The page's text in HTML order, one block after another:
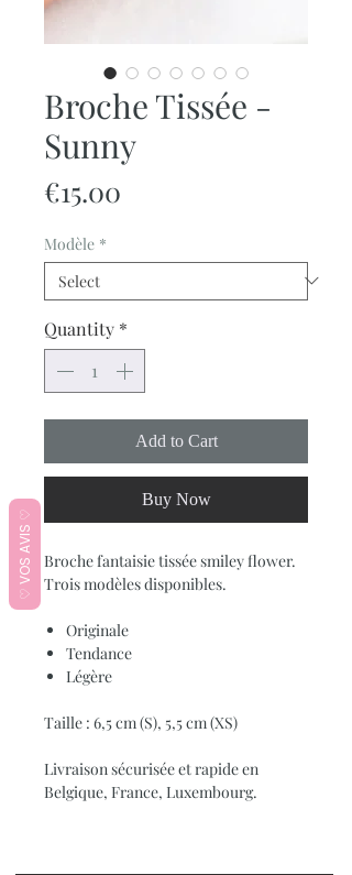
Broche Tissée -
Sunny
€15.00
Modèle *
Quantity *
Add to Cart
Buy Now
Broche fantaisie tissée smiley flower.
Trois modèles disponibles.
Originale
Tendance
Légère
Taille : 6,5 cm (S), 5,5 cm (XS)
Livraison sécurisée et rapide en
Belgique, France, Luxembourg.
♡ VOS AVIS ♡